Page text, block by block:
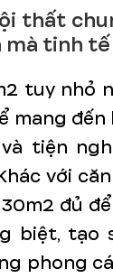
thất
mà tinh tế
tuy nhỏ
mang đến
tiện
với
đủ
biệt, tạo
phong